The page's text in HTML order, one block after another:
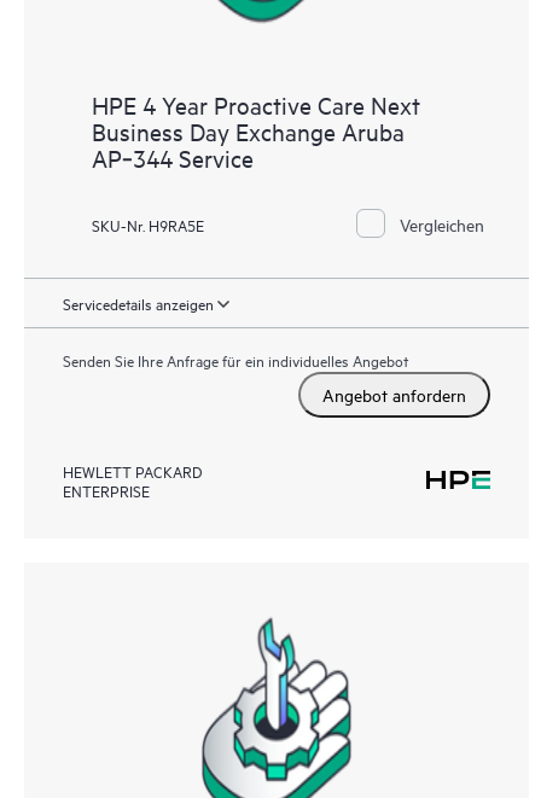
HPE 4 Year Proactive Care Next
Business Day Exchange Aruba
AP‑344 Service
SKU-Nr. H9RA5E Vergleichen
Servicedetails anzeigen
Senden Sie Ihre Anfrage für ein individuelles Angebot
Angebot anfordern
HEWLETT PACKARD
ENTERPRISE